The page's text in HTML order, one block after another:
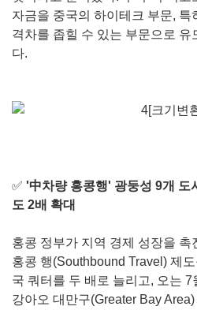
자금을 중국의 하이테크 부문, 특
격차를 좁힐 수 있는 부문으로
다.
✅ '中차량 홍콩행' 광둥성 9개 도
도 2배 확대
홍콩 정부가 지역 경제 성장을 촉
홍콩 행(Southbound Travel) 제
국 쿼터를 두 배로 늘리고, 오는 7
강아오 대만구(Greater Bay